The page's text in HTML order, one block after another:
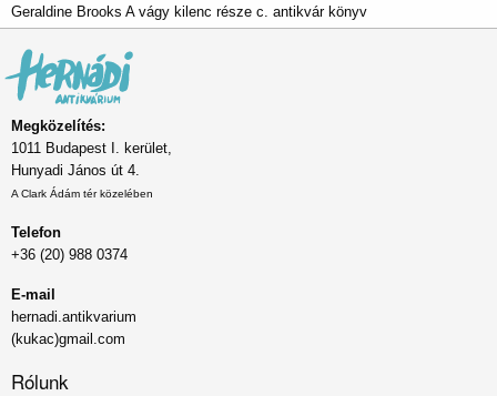
Geraldine Brooks A vágy kilenc része c. antikvár könyv
Megközelítés:
1011 Budapest I. kerület,
Hunyadi János út 4.
A Clark Ádám tér közelében
Telefon
+36 (20) 988 0374
E-mail
hernadi.antikvarium
(kukac)gmail.com
Rólunk